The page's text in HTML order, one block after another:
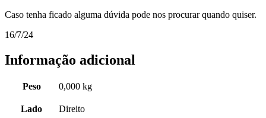
Caso tenha ficado alguma dúvida pode nos procurar quando quiser.
16/7/24
Informação adicional
Peso 0,000 kg
Lado Direito